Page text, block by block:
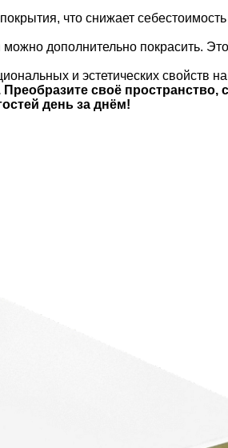
что снижает себестоимость
дополнительно покрасить.
и эстетических свойств
своё пространство,
день за днём!